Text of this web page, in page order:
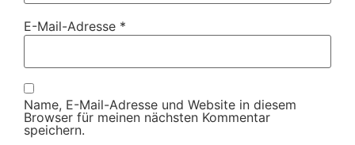
E-Mail-Adresse *
Name, E-Mail-Adresse und Website in diesem
Browser für meinen nächsten Kommentar
speichern.